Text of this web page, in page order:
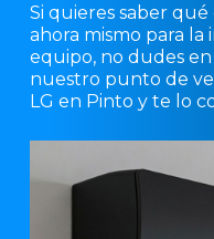
Si quieres saber
ahora mismo para
equipo, no dudes
nuestro punto de
LG en Pinto y te lo